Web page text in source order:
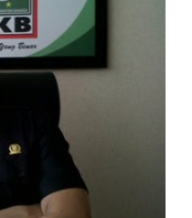
ikut ujian.
saudara saya,
dibantu mas,
adanya
gedung sekolah,
XI saat
1,5 juta dan waktu